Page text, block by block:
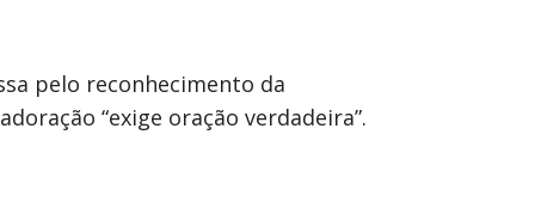
pelo reconhecimento da
“exige oração verdadeira”.